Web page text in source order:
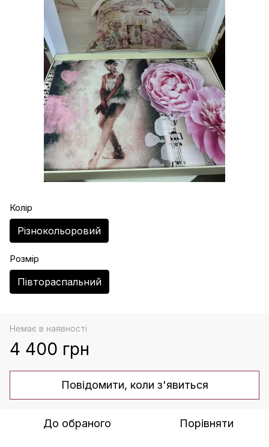
Колір
Різнокольоровий
Розмір
Півтораспальний
Немає в наявності
4 400 грн
Повідомити, коли з'явиться
До обраного Порівняти